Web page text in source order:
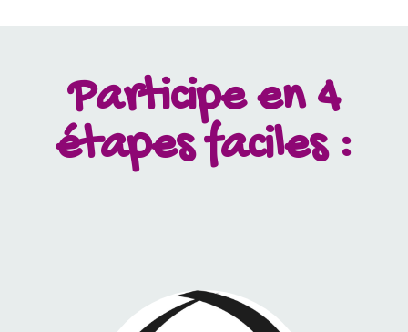
Participe en 4
étapes faciles :